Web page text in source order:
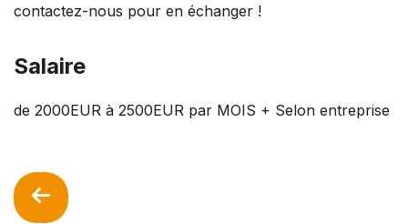
contactez-nous pour en échanger !
Salaire
de 2000EUR à 2500EUR par MOIS + Selon entreprise